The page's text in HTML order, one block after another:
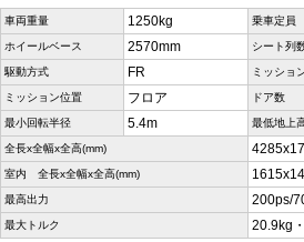
車両重量 1250kg 乗車定員
ホイールベース 2570mm シート列
駆動方式 FR ミッショ
ミッション位置 フロア ドア数
最小回転半径 5.4m 最低地上
全長x全幅x全高(mm)
室内 全長x全幅x全高(mm)
最高出力 200ps/
最大トルク 20.9kg